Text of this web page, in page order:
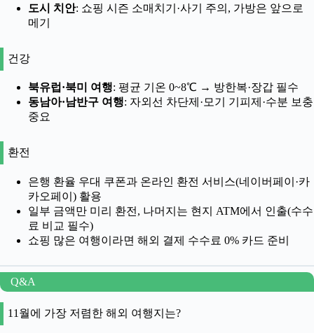
도시 치안: 쇼핑 시즌 소매치기·사기 주의, 가방은 앞으로
메기
건강
북유럽·북미 여행: 평균 기온 0~8℃ → 방한복·장갑 필수
동남아·남반구 여행: 자외선 차단제·모기 기피제·수분 보충
중요
환전
은행 환율 우대 쿠폰과 온라인 환전 서비스(네이버페이·카
카오페이) 활용
일부 금액만 미리 환전, 나머지는 현지 ATM에서 인출(수수
료 비교 필수)
쇼핑 많은 여행이라면 해외 결제 수수료 0% 카드 준비
Q&A
11월에 가장 저렴한 해외 여행지는?